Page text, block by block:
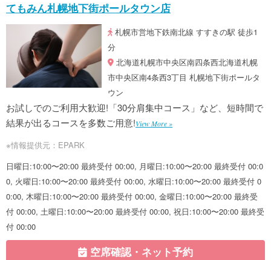
てもみん札幌地下街ポールタウン店
札幌市営地下鉄南北線 すすきの駅 徒歩1
分
北海道札幌市中央区南四条西北海道札幌
市中央区南4条西3丁目 札幌地下街ポールタ
ウン
お試しでのご利用大歓迎!「30分肩集中コース」など、短時間で
結果が出るコースを多数ご用意!View More »
※情報提供元：EPARK
日曜日:10:00〜20:00 最終受付 00:00, 月曜日:10:00〜20:00 最終受付 00:0
0, 火曜日:10:00〜20:00 最終受付 00:00, 水曜日:10:00〜20:00 最終受付 0
0:00, 木曜日:10:00〜20:00 最終受付 00:00, 金曜日:10:00〜20:00 最終受
付 00:00, 土曜日:10:00〜20:00 最終受付 00:00, 祝日:10:00〜20:00 最終受
付 00:00
空席確認・ネット予約